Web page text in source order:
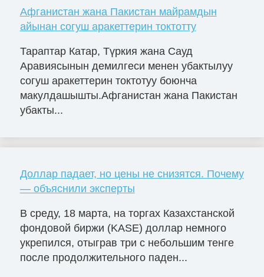
Афганистан жана Пакистан майрамдын
айынан согуш аракеттерин токтотту
Тараптар Катар, Түркия жана Сауд
Аравиясынын демилгеси менен убактылуу
согуш аракеттерин токтотуу боюнча
макулдашышты.Афганистан жана Пакистан
убакты...
Доллар падает, но цены не снизятся. Почему
— объяснили эксперты
В среду, 18 марта, на торгах Казахстанской
фондовой биржи (KASE) доллар немного
укрепился, отыграв три с небольшим тенге
после продолжительного паден...